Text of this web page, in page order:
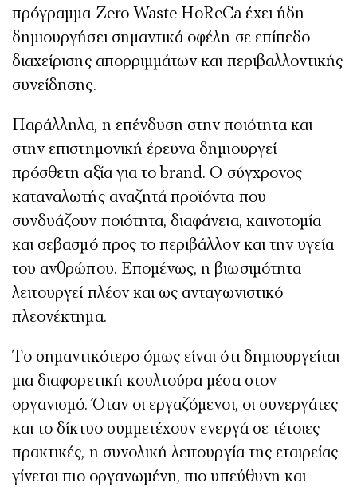
πρόγραμμα Zero Waste HoReCa έχει ήδη
δημιουργήσει σημαντικά οφέλη σε επίπεδο
διαχείρισης απορριμμάτων και περιβαλλοντικής
συνείδησης.
Παράλληλα, η επένδυση στην ποιότητα και
στην επιστημονική έρευνα δημιουργεί
πρόσθετη αξία για το brand. Ο σύγχρονος
καταναλωτής αναζητά προϊόντα που
συνδυάζουν ποιότητα, διαφάνεια, καινοτομία
και σεβασμό προς το περιβάλλον και την υγεία
του ανθρώπου. Επομένως, η βιωσιμότητα
λειτουργεί πλέον και ως ανταγωνιστικό
πλεονέκτημα.
Το σημαντικότερο όμως είναι ότι δημιουργείται
μια διαφορετική κουλτούρα μέσα στον
οργανισμό. Όταν οι εργαζόμενοι, οι συνεργάτες
και το δίκτυο συμμετέχουν ενεργά σε τέτοιες
πρακτικές, η συνολική λειτουργία της εταιρείας
γίνεται πιο οργανωμένη, πιο υπεύθυνη και